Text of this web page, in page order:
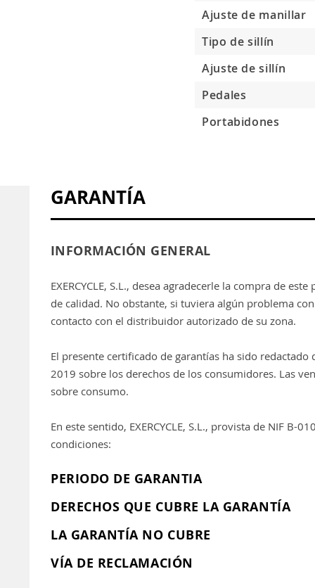
Ajuste de manillar
Tipo de sillín
Ajuste de sillín
Pedales
Portabidones
GARANTÍA
INFORMACIÓN GENERAL
EXERCYCLE, S.L., desea agradecerle la compra de
de calidad. No obstante, si tuviera algún problema
contacto con el distribuidor autorizado de su zona.
El presente certificado de garantías ha sido
2019 sobre los derechos de los consumidores. Las
sobre consumo.
En este sentido, EXERCYCLE, S.L., provista de NIF
condiciones:
PERIODO DE GARANTIA
DERECHOS QUE CUBRE LA GARANTÍA
LA GARANTÍA NO CUBRE
VÍA DE RECLAMACIÓN